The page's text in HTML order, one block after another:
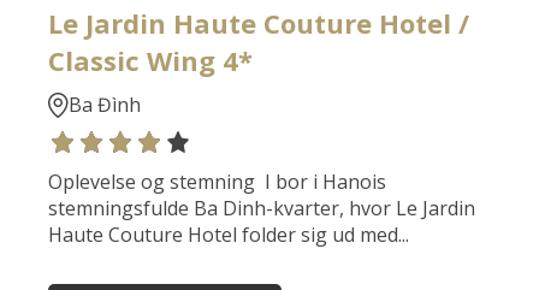
Le Jardin Haute Couture Hotel /
Classic Wing 4*
Ba Đình
Oplevelse og stemning I bor i Hanois
stemningsfulde Ba Dinh-kvarter, hvor Le Jardin
Haute Couture Hotel folder sig ud med...